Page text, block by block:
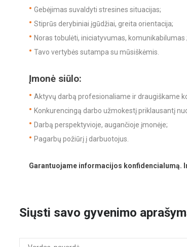
Gebėjimas suvaldyti stresines situacijas;
Stiprūs derybiniai įgūdžiai, greita orientacija;
Noras tobulėti, iniciatyvumas, komunikabilumas ;
Tavo vertybės sutampa su mūsiškėmis.
Įmonė siūlo:
Aktyvų darbą profesionaliame ir draugiškame
Konkurencingą darbo užmokestį priklausantį
Darbą perspektyvioje, augančioje įmonėje;
Pagarbų požiūrį į darbuotojus.
Garantuojame informacijos
Siųsti savo gyvenimo